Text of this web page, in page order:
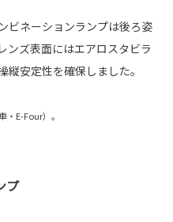
ビネーションランプは後ろ姿
ンズ表面にはエアロスタビラ
安定性を確保しました。
E-Four）。
プ